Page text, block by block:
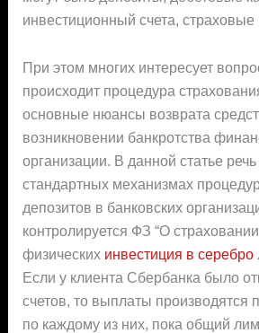
инвестиционный счета, страховые
При этом многих интересует
происходит процедура
основные нюансы возврата
возникновении банкротства
организации. В данной статье
стандартных механизмах
депозитов в банковских
контролируется ФЗ “О
физических инвестиция в серебро
Если у клиента Сбербанка было
счетов, то выплаты производятся
по каждому из них, пока общий